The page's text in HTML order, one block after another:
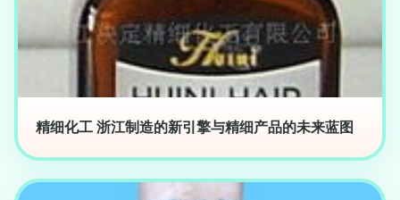
精细化工 浙江制造的新引擎与精细产品的未来蓝图